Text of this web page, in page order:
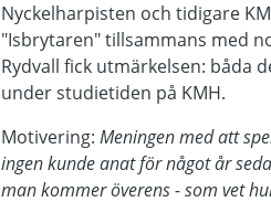
Nyckelharpisten och tidigare
"Isbrytaren" tillsammans med
Rydvall fick utmärkelsen: båda
under studietiden på KMH.
Motivering: Meningen med att
ingen kunde anat för något år
man kommer överens - som vet